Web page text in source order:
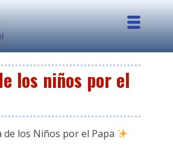
los niños por el
de los Niños por el Papa